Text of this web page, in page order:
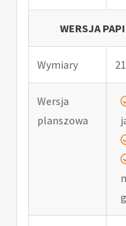
WERSJA
Wymiary
Wersja
planszowa